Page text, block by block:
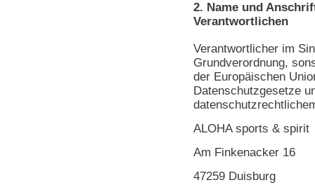
2. Name und
Verantwortlichen
Verantwortlicher im
Grundverordnung,
der Europäischen
Datenschutzgesetze
ALOHA sports & spirit
Am Finkenacker 16
47259 Duisburg